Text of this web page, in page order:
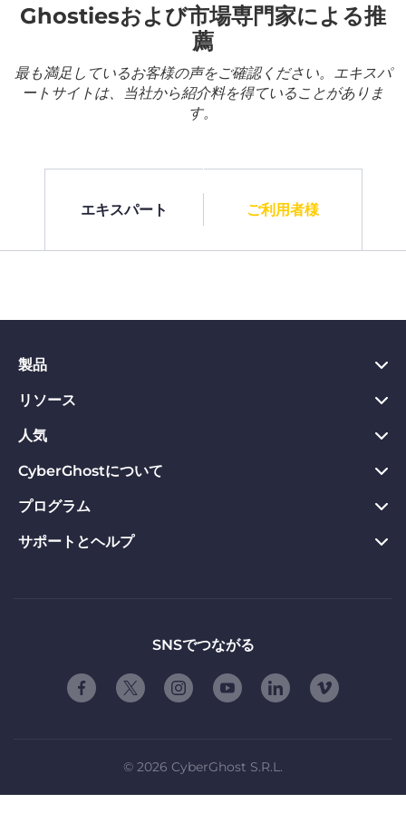
Ghostiesおよび市場専門家による推
薦
最も満足しているお客様の声をご確認ください。エキスパ
ートサイトは、当社から紹介料を得ていることがありま
す。
エキスパート ご利用者様
製品
PC向けVPN
Chrome向けVPN
Mac向けVPN
Android向けVPN
Firefox向けVPN
iOS向けVPN
リソース
プライバシーハブ
プライバシーツール
返金保証
VPNのメリット
人気
今すぐダウンロード
Webサイトのブロックを解除
専用IP VPN
CyberGhostについて
CyberGhostについて
お問い合わせ
プログラム
アフィリエイト
脆弱性開示プログラム
パートナーシップ
サポートとヘルプ
サポートに問い合わせるSNSでつながる
© 2026 CyberGhost S.R.L.